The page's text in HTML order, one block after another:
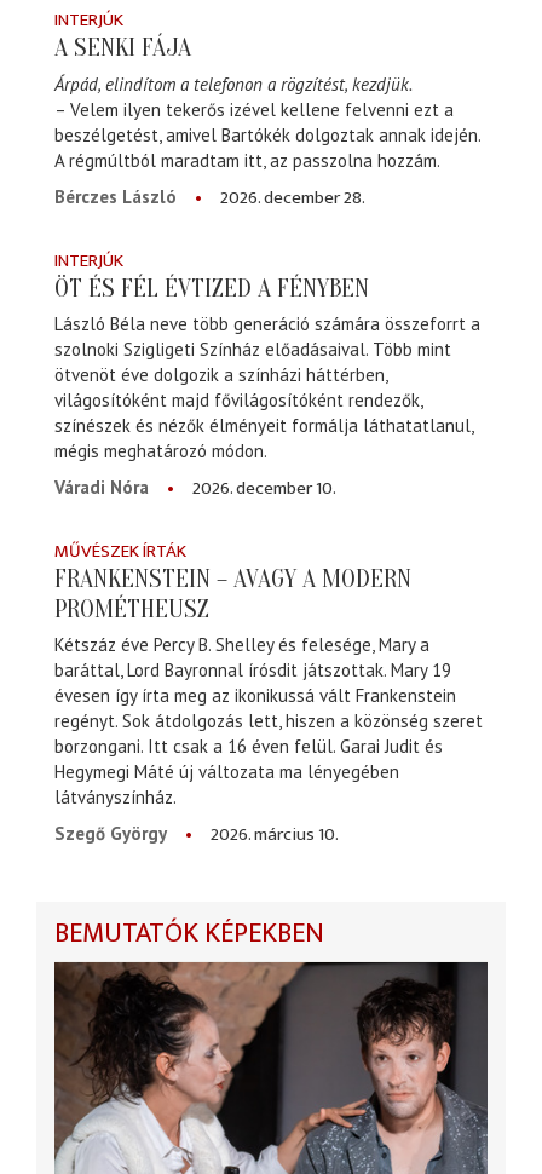
INTERJÚK
A SENKI FÁJA
Árpád, elindítom a telefonon a rögzítést, kezdjük.
– Velem ilyen tekerős izével kellene felvenni ezt a
beszélgetést, amivel Bartókék dolgoztak annak idején.
A régmúltból maradtam itt, az passzolna hozzám.
Bérczes László
2026. december 28.
INTERJÚK
ÖT ÉS FÉL ÉVTIZED A FÉNYBEN
László Béla neve több generáció számára összeforrt a
szolnoki Szigligeti Színház előadásaival. Több mint
ötvenöt éve dolgozik a színházi háttérben,
világosítóként majd fővilágosítóként rendezők,
színészek és nézők élményeit formálja láthatatlanul,
mégis meghatározó módon.
Váradi Nóra
2026. december 10.
MŰVÉSZEK ÍRTÁK
FRANKENSTEIN – AVAGY A MODERN
PROMÉTHEUSZ
Kétszáz éve Percy B. Shelley és felesége, Mary a
baráttal, Lord Bayronnal írósdit játszottak. Mary 19
évesen így írta meg az ikonikussá vált Frankenstein
regényt. Sok átdolgozás lett, hiszen a közönség szeret
borzongani. Itt csak a 16 éven felül. Garai Judit és
Hegymegi Máté új változata ma lényegében
látványszínház.
Szegő György
2026. március 10.
BEMUTATÓK KÉPEKBEN